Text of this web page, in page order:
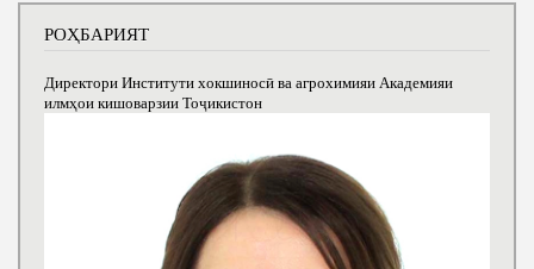
РОҲБАРИЯТ
Директори Институти хокшиносӣ ва агрохимияи Академияи
илмҳои кишоварзии Тоҷикистон